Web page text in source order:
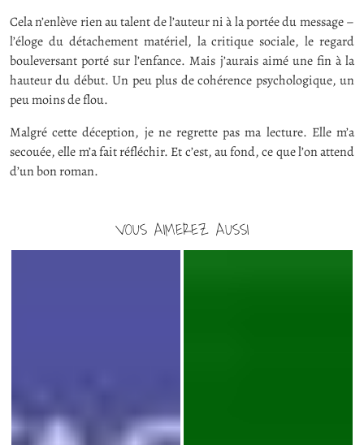
Cela n’enlève rien au talent de l’auteur ni à la portée du message –
l’éloge du détachement matériel, la critique sociale, le regard
bouleversant porté sur l’enfance. Mais j’aurais aimé une fin à la
hauteur du début. Un peu plus de cohérence psychologique, un
peu moins de flou.
Malgré cette déception, je ne regrette pas ma lecture. Elle m’a
secouée, elle m’a fait réfléchir. Et c’est, au fond, ce que l’on attend
d’un bon roman.
VOUS AIMEREZ AUSSI